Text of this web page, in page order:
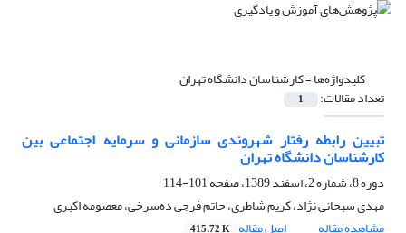
کلیدواژه‌ها =کارشناسان دانشگاه تهران
تعداد مقالات: 1
تبیین رابطه رفتار شهروندی سازمانی و سرمایه اجتماعی بین
کارشناسان دانشگاه تهران
دوره 8، شماره 2، اسفند 1389، صفحه
101-114
مهدی سبحانی نژاد، کریم شاطری، حاتم فرجی ده‌سرخی، معصومه اکبری